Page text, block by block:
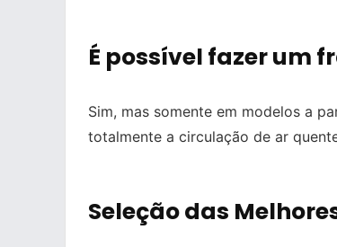
É possível fazer um
Sim, mas somente em modelos a
totalmente a circulação de ar
Seleção das